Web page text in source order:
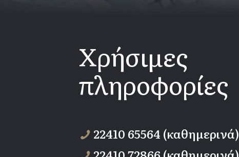
Χρήσιμες
πληροφορίες
22410 65564 (καθημερινά)